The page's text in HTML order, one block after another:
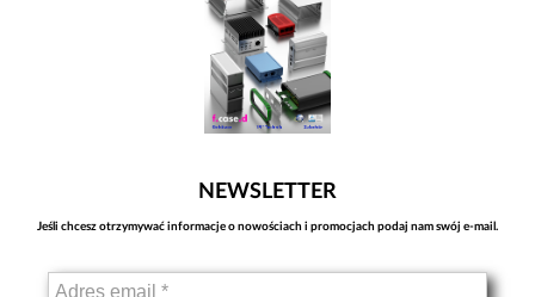
NEWSLETTER
Jeśli chcesz otrzymywać informacje o nowościach i promocjach podaj nam swój e-mail.
zainteresowania i
zachowania podczas
odwiedzania naszej
strony, zwiększasz
szansę na
zobaczenie
spersonalizowanych